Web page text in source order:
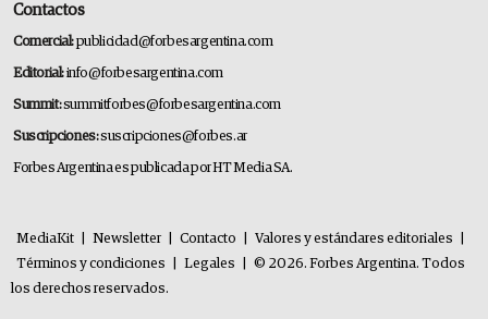
Contactos
Comercial:publicidad@forbesargentina.com
Editorial:info@forbesargentina.com
Summit:summitforbes@forbesargentina.com
Suscripciones:suscripciones@forbes.ar
Forbes Argentina es publicada por HT Media SA.
MediaKit Newsletter Contacto Valores y estándares editoriales
Términos y condiciones
Legales
© 2026. Forbes Argentina. Todos
los derechos reservados.